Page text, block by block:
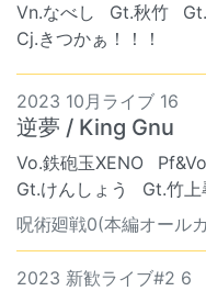
Vn.なべし Gt.秋竹
Cj.きつかぁ！！！
2023 10月ライブ 16
逆夢 / King Gnu
Vo.鉄砲玉XENO
Gt.けんしょう
Gt.竹上
呪術廻戦0(本編オール
2023 新歓ライブ#2 6